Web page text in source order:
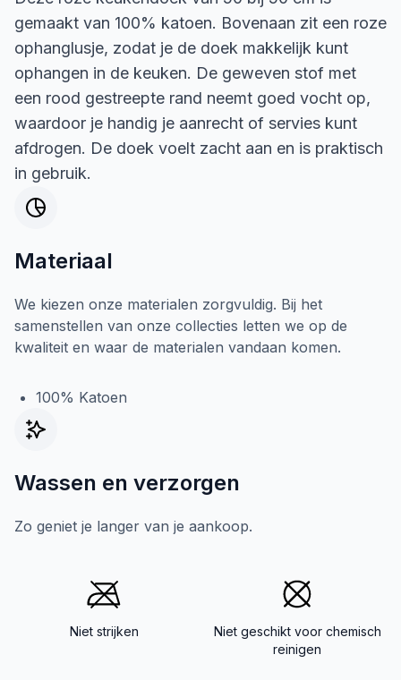
gemaakt van 100% katoen. Bovenaan zit een roze
ophanglusje, zodat je de doek makkelijk kunt
ophangen in de keuken. De geweven stof met
een rood gestreepte rand neemt goed vocht op,
waardoor je handig je aanrecht of servies kunt
afdrogen. De doek voelt zacht aan en is praktisch
in gebruik.
Materiaal
We kiezen onze materialen zorgvuldig. Bij het
samenstellen van onze collecties letten we op de
kwaliteit en waar de materialen vandaan komen.
100% Katoen
Wassen en verzorgen
Zo geniet je langer van je aankoop.
Niet strijken
Niet geschikt voor chemisch
reinigen